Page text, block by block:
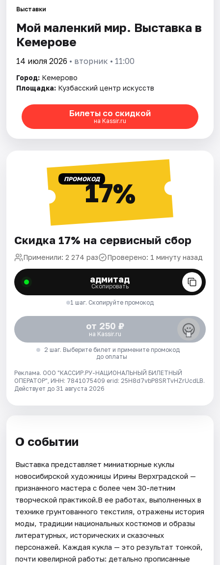
Площадки
Артисты
Выставки
Мой маленкий мир. Выставка в
Кемерове
14 июля 2026 • вторник • 11:00
Город: Кемерово
Площадка: Кузбасский центр искусств
Билеты со скидкой
на Kassir.ru
ПРОМОКОД17%
Скидка 17% на сервисный сбор
Применили: 2 274 раз Проверено: 1 минуту назад
адмитад
Скопировать
1 шаг. Скопируйте промокод
от 250 ₽
на Kassir.ru
2 шаг. Выберите билет и примените промокод
до оплаты
Реклама. ООО "КАССИР.РУ-НАЦИОНАЛЬНЫЙ БИЛЕТНЫЙ
ОПЕРАТОР", ИНН: 7841075409 erid: 25H8d7vbP8SRTvHZrUcdLB.
Действует до 31 августа 2026
О событии
Выставка представляет миниатюрные куклы
новосибирской художницы Ирины Верхградской —
признанного мастера с более чем 30-летним
творческой практикой.В ее работах, выполненных в
технике грунтованного текстиля, отражены история
моды, традиции национальных костюмов и образы
литературных, исторических и сказочных
персонажей. Каждая кукла — это результат тонкой,
почти ювелирной работы: детально прописанные